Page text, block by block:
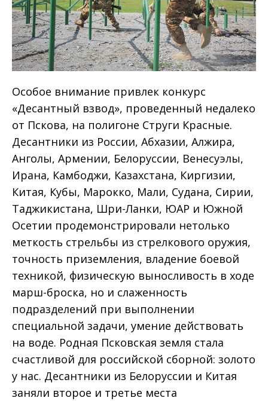
Особое внимание привлек конкурс
«Десантный взвод», проведенный недалеко
от Пскова, на полигоне Струги Красные.
Десантники из России, Абхазии, Алжира,
Анголы, Армении, Белоруссии, Венесуэлы,
Ирана, Камбоджи, Казахстана, Киргизии,
Китая, Кубы, Марокко, Мали, Судана, Сирии,
Таджикистана, Шри-Ланки, ЮАР и Южной
Осетии продемонстрировали нетолько
меткость стрельбы из стрелкового оружия,
точность приземления, владение боевой
техникой, физическую выносливость в ходе
марш-броска, но и слаженность
подразделений при выполнении
специальной задачи, умение действовать
на воде. Родная Псковская земля стала
счастливой для российской сборной: золото
у нас. Десантники из Белоруссии и Китая
заняли второе и третье места